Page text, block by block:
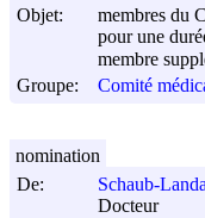
Objet:
membres du
pour une
membre
Groupe:
Comité
De:
Schaub-
Docteur
nomination